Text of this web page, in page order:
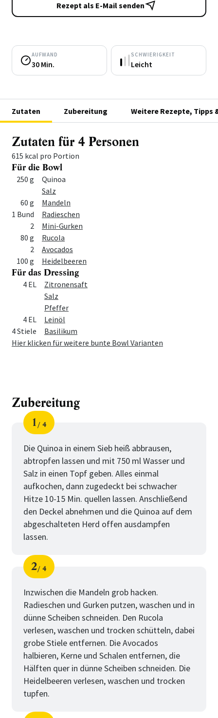
Rezept als E-Mail senden
AUFWAND
30 Min.
SCHWIERIGKEIT
Leicht
Zutaten Zubereitung Weitere Rezepte, Tipps
Zutaten für 4 Personen
615 kcal pro Portion
Für die Bowl
Menge Zutat
250 g
Quinoa
Salz
60 g
Mandeln
1 Bund
Radieschen
2
Mini-Gurken
80 g
Rucola
2
Avocados
100 g
Heidelbeeren
Für das Dressing
MengeZutat
4 EL
Zitronensaft
Salz
Pfeffer
4 EL
Leinöl
4 Stiele
Basilikum
Hier klicken für weitere bunte Bowl Varianten
Zubereitung
Schritt
1
von
4
Die Quinoa in einem Sieb heiß abbrausen,
abtropfen lassen und mit 750 ml Wasser und
Salz in einen Topf geben. Alles einmal
aufkochen, dann zugedeckt bei schwacher
Hitze 10-15 Min. quellen lassen. Anschließend
den Deckel abnehmen und die Quinoa auf dem
abgeschalteten Herd offen ausdampfen
lassen.
Schritt
2
von
4
Inzwischen die Mandeln grob hacken.
Radieschen und Gurken putzen, waschen und in
dünne Scheiben schneiden. Den Rucola
verlesen, waschen und trocken schütteln, dabei
grobe Stiele entfernen. Die Avocados
halbieren, Kerne und Schalen entfernen, die
Hälften quer in dünne Scheiben schneiden. Die
Heidelbeeren verlesen, waschen und trocken
tupfen.